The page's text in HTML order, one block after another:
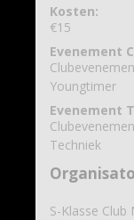
Kosten:
€15
Evenement
Youngtimer
Evenement
Techniek
S-Klasse